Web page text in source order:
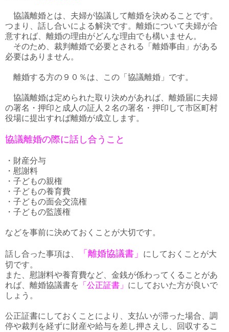
協議離婚とは、夫婦が協議して離婚を決めることです。
つまり、話し合いによる解決です。離婚について夫婦が合
意すれば、離婚の理由がどんな理由でも構いません。
そのため、裁判離婚で必要とされる「離婚事由」がある
必要はありません。
離婚する方の９０％は、この「協議離婚」です。
協議離婚は定められた取り決めがあれば、離婚届に夫婦
の署名・押印と成人の証人２名の署名・押印して市区町村
役場に提出すれば離婚が成立します。
協議離婚の際に話し合うこと
・財産分与
・慰謝料
・子どもの親権
・子どもの養育費
・子どもの面会交流権
・子どもの監護権
などを事前に決めておくことが大切です。
話し合った事項は、 「離婚協議書」
にしておくことが大
切です。
また、慰謝料や養育費など、金銭が係わってくることがあ
れば、離婚協議書を
「公正証書」 にしておいた方が良いで
しょう。
公正証書にしておくことにより、支払いが滞った場合、調
停や裁判を経ずに財産や給与を差し押さえし、回収するこ